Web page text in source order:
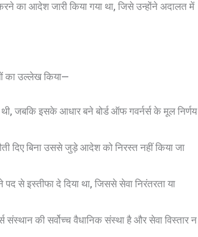
का आदेश जारी किया गया था, जिसे उन्होंने अदालत में
का उल्लेख किया—
जबकि इसके आधार बने बोर्ड ऑफ गवर्नर्स के मूल निर्णय
दिए बिना उससे जुड़े आदेश को निरस्त नहीं किया जा
से इस्तीफा दे दिया था, जिससे सेवा निरंतरता या
संस्थान की सर्वोच्च वैधानिक संस्था है और सेवा विस्तार न